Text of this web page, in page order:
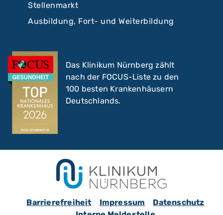
Stellenmarkt
Ausbildung, Fort- und Weiterbildung
Das Klinikum Nürnberg zählt
nach der FOCUS-Liste zu den
100 besten Krankenhäusern
Deutschlands.
Barrierefreiheit Impressum
Datenschutz